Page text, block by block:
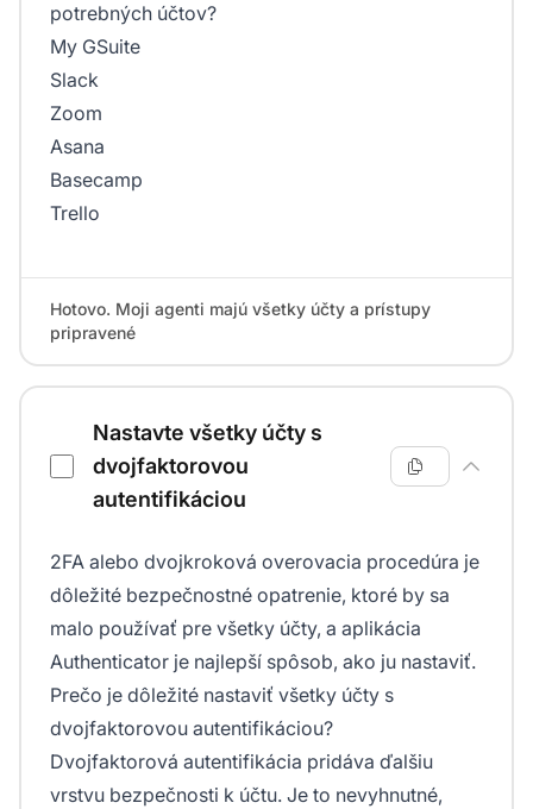
potrebných účtov?
My GSuite
Slack
Zoom
Asana
Basecamp
Trello
Hotovo. Moji agenti majú všetky účty a prístupy
pripravené
Nastavte všetky účty s
dvojfaktorovou
autentifikáciou
2FA alebo dvojkroková overovacia procedúra je
dôležité bezpečnostné opatrenie, ktoré by sa
malo používať pre všetky účty, a aplikácia
Authenticator je najlepší spôsob, ako ju nastaviť.
Prečo je dôležité nastaviť všetky účty s
dvojfaktorovou autentifikáciou?
Dvojfaktorová autentifikácia pridáva ďalšiu
vrstvu bezpečnosti k účtu. Je to nevyhnutné,